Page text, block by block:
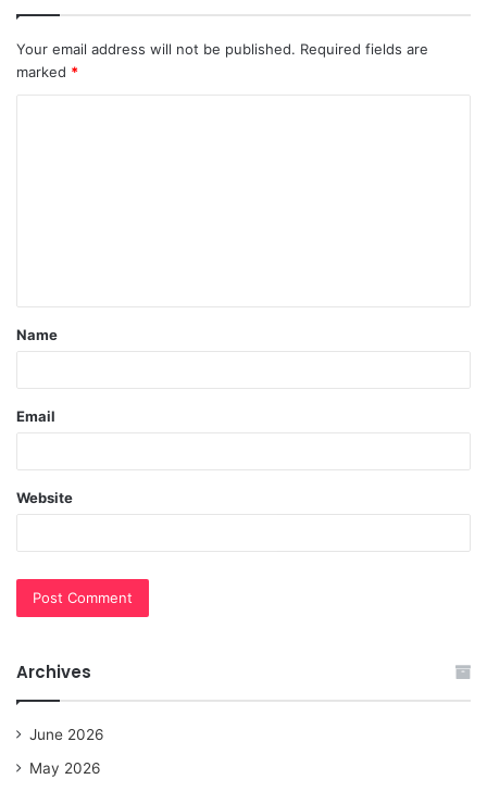
Your email address will not be published. Required fields are
marked *
t
*
Name
Email
Website
Archives
June 2026
May 2026